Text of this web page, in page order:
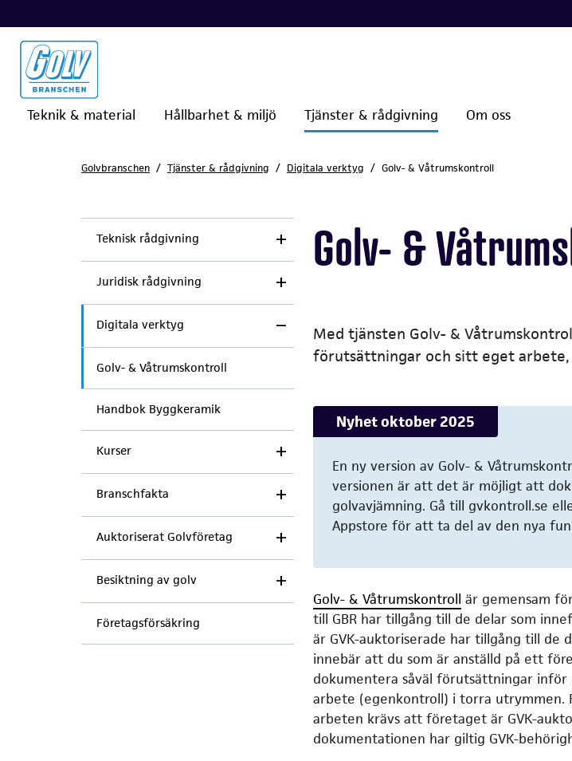
Teknik & material Hållbarhet & miljö Tjänster & rådgivning Om oss
Golvbranschen Tjänster & rådgivning Digitala verktyg Golv- & Våtrumskontroll
Teknisk rådgivning
Juridisk rådgivning
Digitala verktyg
Golv- & Våtrumskontroll
Handbok Byggkeramik
Kurser
Branschfakta
Auktoriserat Golvföretag
Besiktning av golv
Företagsförsäkring
Golv- &
Med tjänsten Golv- &
förutsättningar och sitt eget
Nyhet oktober 2025
En ny version av Golv- &
versionen är att det är möjligt att
golvavjämning. Gå till gvkontroll.se
Appstore för att ta del av den nya
Golv- & Våtrumskontroll är gemensam
till GBR har tillgång till de delar som
är GVK-auktoriserade har tillgång till
innebär att du som är anställd på ett
dokumentera såväl förutsättningar
arbete (egenkontroll) i torra
arbeten krävs att företaget är GVK-
dokumentationen har giltig GVK-